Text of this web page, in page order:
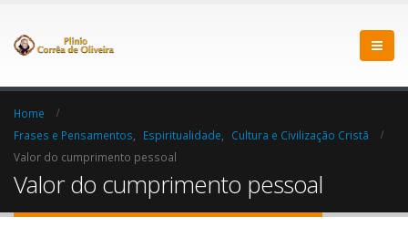
Home
Frases e Pensamentos
Espiritualidade
Cultura e Civilização Cristã
Valor do cumprimento pessoal
Valor do cumprimento pessoal